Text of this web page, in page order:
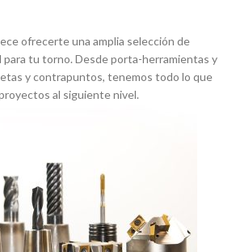
ofrecerte una amplia selección de
para tu torno. Desde porta-herramientas y
y contrapuntos, tenemos todo lo que
al siguiente nivel.